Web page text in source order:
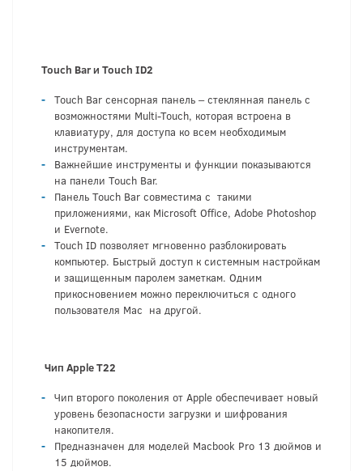
Touch Bar и Touch ID2
Touch Bar сенсорная панель – стеклянная панель с
возможностями Multi-Touch, которая встроена в
клавиатуру, для доступа ко всем необходимым
инструментам.
Важнейшие инструменты и функции показываются
на панели Touch Bar.
Панель Touch Bar совместима с такими
приложениями, как Microsoft Office, Adobe Photoshop
и Evernote.
Touch ID позволяет мгновенно разблокировать
компьютер. Быстрый доступ к системным настройкам
и защищенным паролем заметкам. Одним
прикосновением можно переключиться с одного
пользователя Mac на другой.
Чип Apple T22
Чип второго поколения от Apple обеспечивает новый
уровень безопасности загрузки и шифрования
накопителя.
Предназначен для моделей Macbook Pro 13 дюймов и
15 дюймов.